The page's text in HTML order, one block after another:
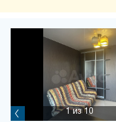
1из 10